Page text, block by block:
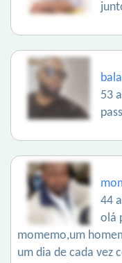
53
44
olá
momemo,um
um dia de cada vez